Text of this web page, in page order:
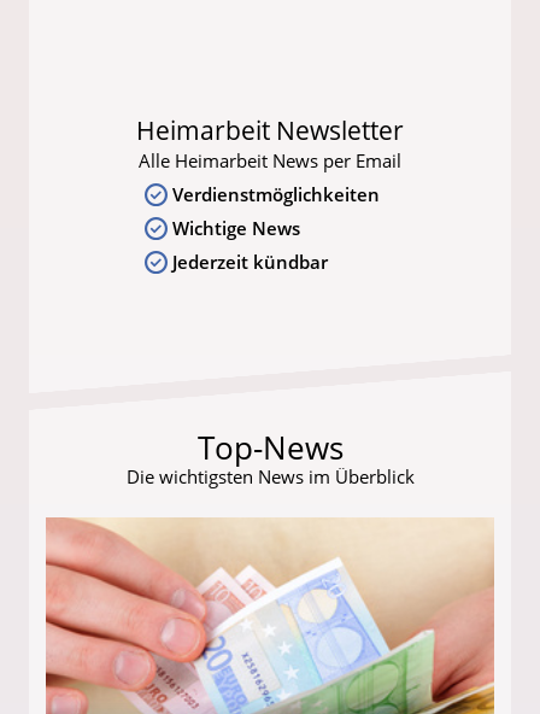
Heimarbeit Newsletter
Alle Heimarbeit News per Email
Verdienstmöglichkeiten
Wichtige News
Jederzeit kündbar
Top-News
Die wichtigsten News im Überblick